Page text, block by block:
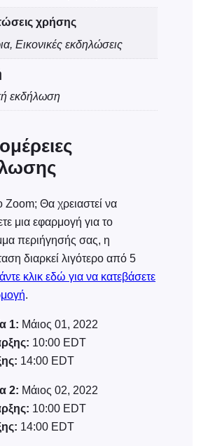
χρήσης
Εικονικές εκδηλώσεις
εκδήλωση
Zoom; Θα χρειαστεί να
μια εφαρμογή για το
περιήγησής σας, η
διαρκεί λιγότερο από 5
κλικ εδώ για να κατεβάσετε
1: Μάιος 01, 2022
10:00 EDT
14:00 EDT
2: Μάιος 02, 2022
10:00 EDT
14:00 EDT